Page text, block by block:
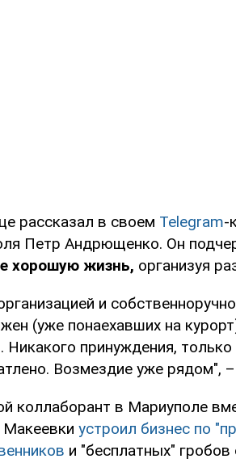
рассказал в своем Telegram-
Петр Андрющенко. Он
хорошую жизнь, организуя
и
(уже понаехавших на
Никакого принуждения,
Возмездие уже рядом",
коллаборант в Мариуполе
Макеевки устроил бизнес по
и "бесплатных"